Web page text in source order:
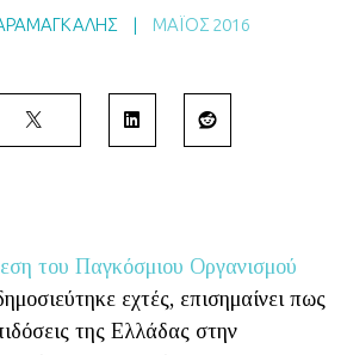
| ΜΆΙΟΣ 2016
του Παγκόσμιου Οργανισμού
εχτές, επισημαίνει πως
της Ελλάδας στην